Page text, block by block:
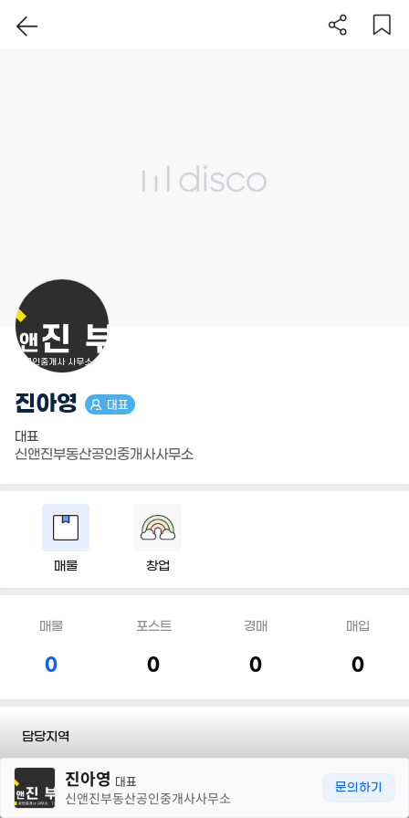
진아영 대표
대표
신앤진부동산공인중개사사무소
매물 창업
매물
0
포스트
0
경매
0
매입
0
담당지역
진아영 대표
신앤진부동산공인중개사사무소
문의하기